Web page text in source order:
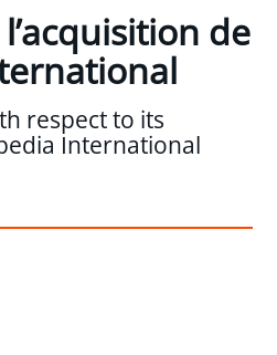
de
respect to its
International